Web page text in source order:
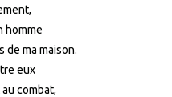
homme
de ma maison.
eux
combat,